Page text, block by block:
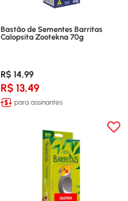
Bastão de Sementes Barritas
Calopsita Zootekna 70g
R$ 14,99
R$ 13,49
para assinantes